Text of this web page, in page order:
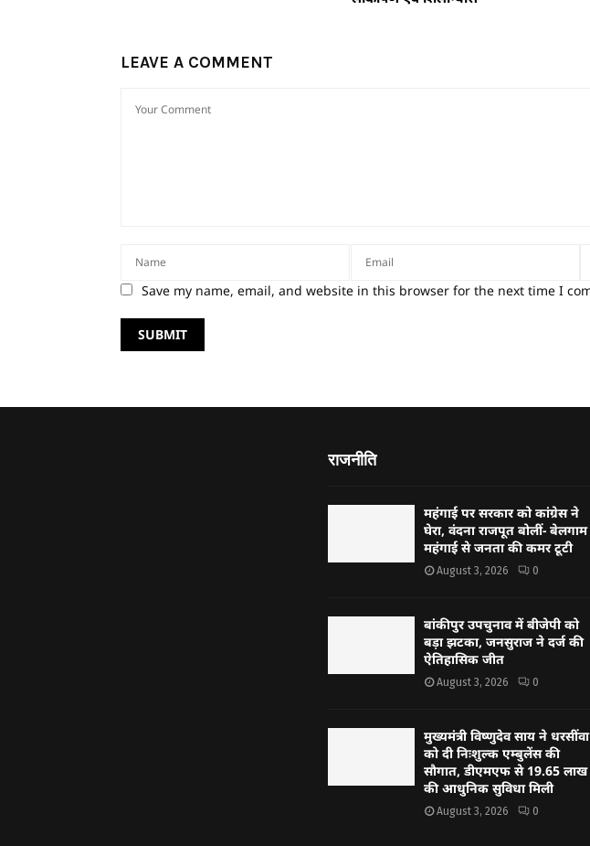
LEAVE A COMMENT
Save my name, email, and website in this browser for the next time I
राजनीति
महंगाई पर सरकार को कांग्रेस ने
घेरा, वंदना राजपूत बोलीं- बेलगाम
महंगाई से जनता की कमर टूटी
August 3, 2026 0
बांकीपुर उपचुनाव में बीजेपी को
बड़ा झटका, जनसुराज ने दर्ज की
ऐतिहासिक जीत
August 3, 2026 0
मुख्यमंत्री विष्णुदेव साय ने धरसींवा
को दी निःशुल्क एम्बुलेंस की
सौगात, डीएमएफ से 19.65 लाख
की आधुनिक सुविधा मिली
August 3, 2026 0